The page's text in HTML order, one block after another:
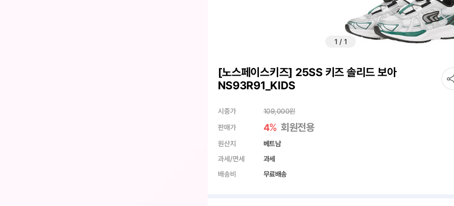
1 / 1
[노스페이스키즈] 25SS 키즈 솔리드 보아
NS93R91_KIDS
시중가 109,000원
판매가
4% 회원전용
원산지
베트남
과세/면세
과세
배송비
무료배송